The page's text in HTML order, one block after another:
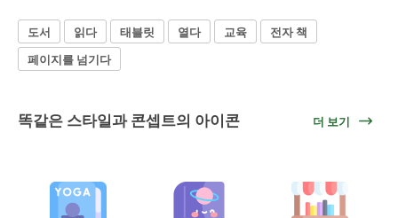
도서 읽다 태블릿 열다 교육
전자 책
페이지를 넘기다
똑같은 스타일과 콘셉트의 아이콘 더 보기